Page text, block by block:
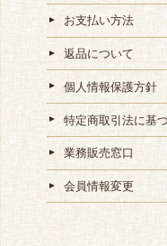
お支払い方法
返品について
個人情報保護方針
特定商取引法に基
業務販売窓口
会員情報変更